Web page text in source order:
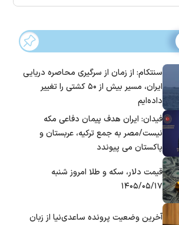
سنتکام: از زمان از سرگیری محاصره دریایی
ایران، مسیر بیش از ۵۰ کشتی را تغییر
داده‌ایم
فیدان: ایران هدف پیمان دفاعی مکه
نیست/مصر به جمع ترکیه، عربستان و
پاکستان می پیوندد
قیمت دلار، سکه و طلا امروز شنبه
۱۴۰۵/۰۵/۱۷
آخرین وضعیت پرونده ساعدی‌نیا از زبان